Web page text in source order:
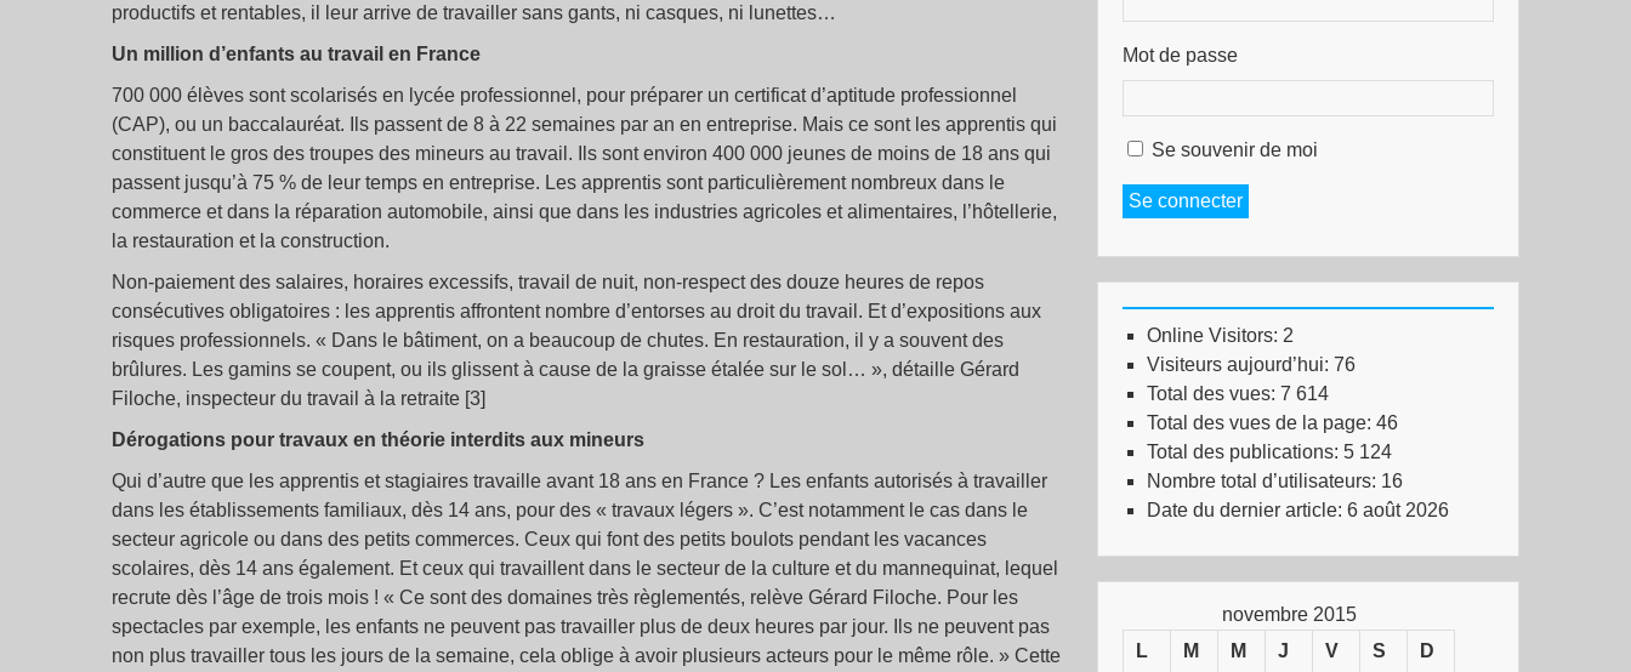
productifs et rentables, il leur arrive de travailler sans gants, ni casques, ni lunettes…
Un million d’enfants au travail en France
700 000 élèves sont scolarisés en lycée professionnel, pour préparer un certificat d’aptitude professionnel
(CAP), ou un baccalauréat. Ils passent de 8 à 22 semaines par an en entreprise. Mais ce sont les apprentis qui
constituent le gros des troupes des mineurs au travail. Ils sont environ 400 000 jeunes de moins de 18 ans qui
passent jusqu’à 75 % de leur temps en entreprise. Les apprentis sont particulièrement nombreux dans le
commerce et dans la réparation automobile, ainsi que dans les industries agricoles et alimentaires, l’hôtellerie,
la restauration et la construction.
Non-paiement des salaires, horaires excessifs, travail de nuit, non-respect des douze heures de repos
consécutives obligatoires : les apprentis affrontent nombre d’entorses au droit du travail. Et d’expositions aux
risques professionnels. « Dans le bâtiment, on a beaucoup de chutes. En restauration, il y a souvent des
brûlures. Les gamins se coupent, ou ils glissent à cause de la graisse étalée sur le sol… », détaille Gérard
Filoche, inspecteur du travail à la retraite [3]
Dérogations pour travaux en théorie interdits aux mineurs
Qui d’autre que les apprentis et stagiaires travaille avant 18 ans en France ? Les enfants autorisés à travailler
dans les établissements familiaux, dès 14 ans, pour des « travaux légers ». C’est notamment le cas dans le
secteur agricole ou dans des petits commerces. Ceux qui font des petits boulots pendant les vacances
scolaires, dès 14 ans également. Et ceux qui travaillent dans le secteur de la culture et du mannequinat, lequel
recrute dès l’âge de trois mois ! « Ce sont des domaines très règlementés, relève Gérard Filoche. Pour les
spectacles par exemple, les enfants ne peuvent pas travailler plus de deux heures par jour. Ils ne peuvent pas
non plus travailler tous les jours de la semaine, cela oblige à avoir plusieurs acteurs pour le même rôle. » Cette
Mot de passe
Se souvenir de moi
Se connecter
Online Visitors: 2
Visiteurs aujourd’hui: 76
Total des vues: 7 614
Total des vues de la page: 46
Total des publications: 5 124
Nombre total d’utilisateurs: 16
Date du dernier article: 6 août 2026
novembre 2015
L
M M J V S D